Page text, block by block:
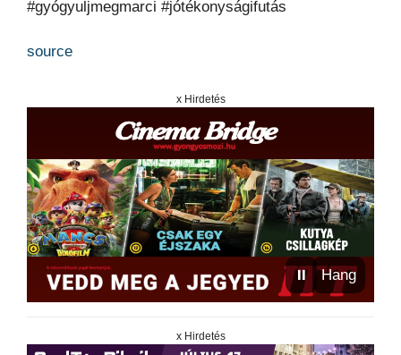
#gyógyuljmegmarci #jótékonyságifutás
source
x Hirdetés
⏸ Hang
x Hirdetés